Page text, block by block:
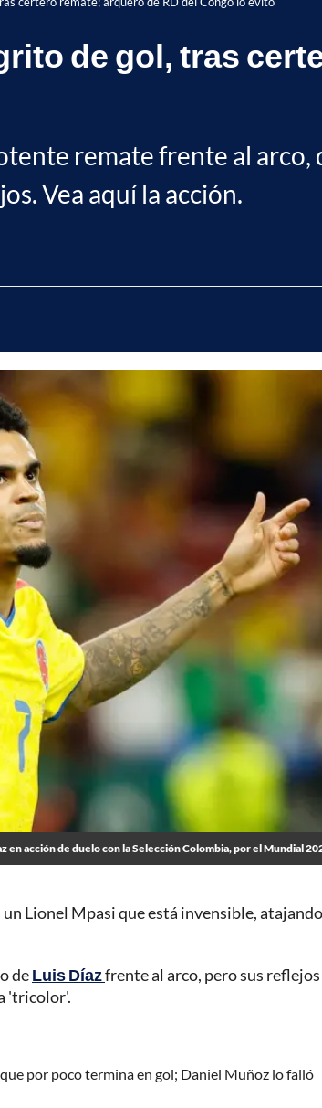
de gol, tras
remate frente al
Vea aquí la acción.
en acción de duelo con la Selección Colombia, por el Mundial
Lionel Mpasi que está invensible,
deLuis Díazfrente al arco, pero sus
'tricolor'.
por poco termina en gol; Daniel Muñoz lo falló